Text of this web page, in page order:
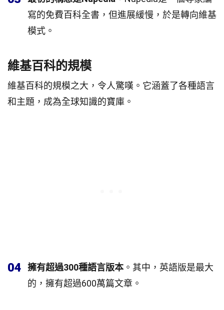
寫的免費百科全書，但進展緩慢，於是轉向維基
模式。
維基百科的規模
維基百科的規模之大，令人驚嘆。它涵蓋了各種語言
和主題，成為全球知識的寶庫。
04 擁有超過300種語言版本 。其中，英語版是最大
的，擁有超過600萬篇文章。